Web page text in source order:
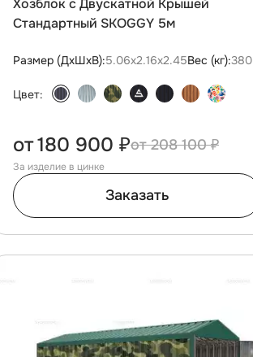
Хозблок с Двускатной Крышей
Стандартный SKOGGY 5м
Размер (ДxШxВ):5.06х2.16х2.45Вес (кг):380
Цвет:
208 100 ₽
от180 900 ₽
За изделие в цинке
Заказать